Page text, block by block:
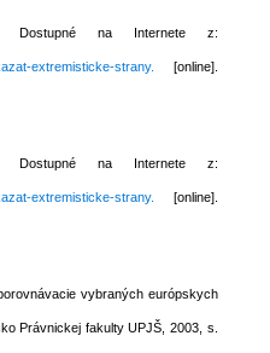
Dostupné na Internete z:
extremisticke-strany. [online].
Dostupné na Internete z:
extremisticke-strany. [online].
vybraných európskych
Právnickej fakulty UPJŠ, 2003, s.